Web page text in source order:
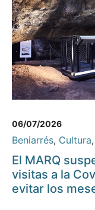
06/07/2026
Beniarrés, Cultura,
El MARQ
visitas a la
evitar los